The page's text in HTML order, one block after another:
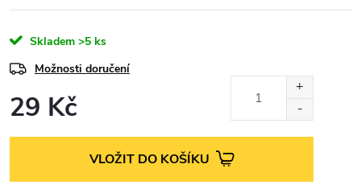
Skladem >5 ks
Možnosti doručení
29 Kč
VLOŽIT DO KOŠÍKU